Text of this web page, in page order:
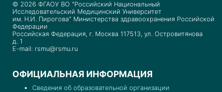
© 2026 ФГАОУ ВО "Российский Национальный
Исследовательский Медицинский Университет
им. Н.И. Пирогова" Министерства здравоохранения Российской
Федерации
Российская Федерация, г. Москва 117513, ул. Островитянова
д. 1
E-mail: rsmu@rsmu.ru
ОФИЦИАЛЬНАЯ ИНФОРМАЦИЯ
Сведения об образовательной организации